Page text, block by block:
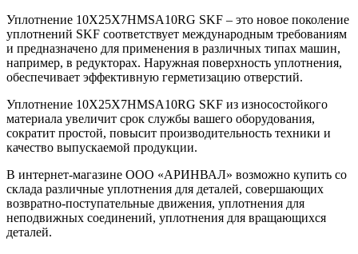
Уплотнение 10X25X7HMSA10RG SKF – это новое поколение
уплотнений SKF соответствует международным требованиям
и предназначено для применения в различных типах машин,
например, в редукторах. Наружная поверхность уплотнения,
обеспечивает эффективную герметизацию отверстий.
Уплотнение 10X25X7HMSA10RG SKF из износостойкого
материала увеличит срок службы вашего оборудования,
сократит простой, повысит производительность техники и
качество выпускаемой продукции.
В интернет-магазине ООО «АРИНВАЛ» возможно купить со
склада различные уплотнения для деталей, совершающих
возвратно-поступательные движения, уплотнения для
неподвижных соединений, уплотнения для вращающихся
деталей.